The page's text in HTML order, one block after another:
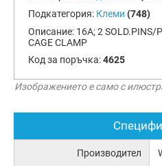
Подкатегория: Клеми (748)
Описание: 16A; 2 SOLD.PINS/
CAGE CLAMP
Код за поръчка:4625
Изображението е само с
Производител